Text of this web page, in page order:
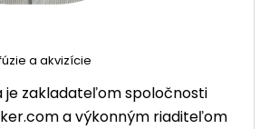
a akvizície
je zakladateľom spoločnosti
a výkonným riaditeľom